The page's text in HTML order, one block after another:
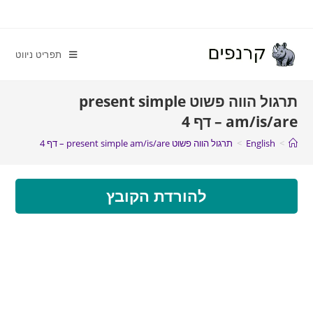
תפריט ניווט
תרגול הווה פשוט present simple
am/is/are – דף 4
>
English
> תרגול הווה פשוט present simple am/is/are – דף 4
להורדת הקובץ